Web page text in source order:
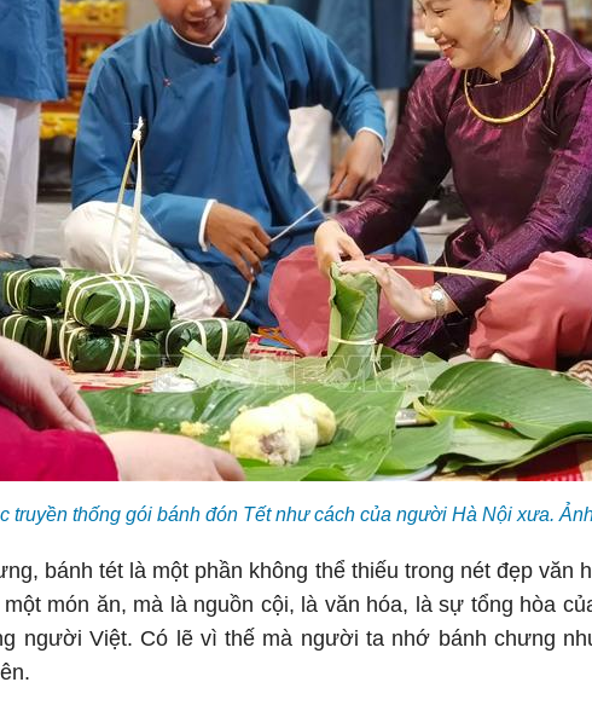
truyền thống gói bánh đón Tết như cách của người Hà Nội xưa.
bánh tét là một phần không thể thiếu trong nét đẹp văn
món ăn, mà là nguồn cội, là văn hóa, là sự tổng hòa
người Việt. Có lẽ vì thế mà người ta nhớ bánh chưng